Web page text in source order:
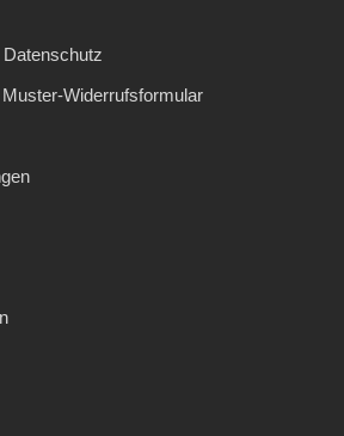
Widerrufsformular